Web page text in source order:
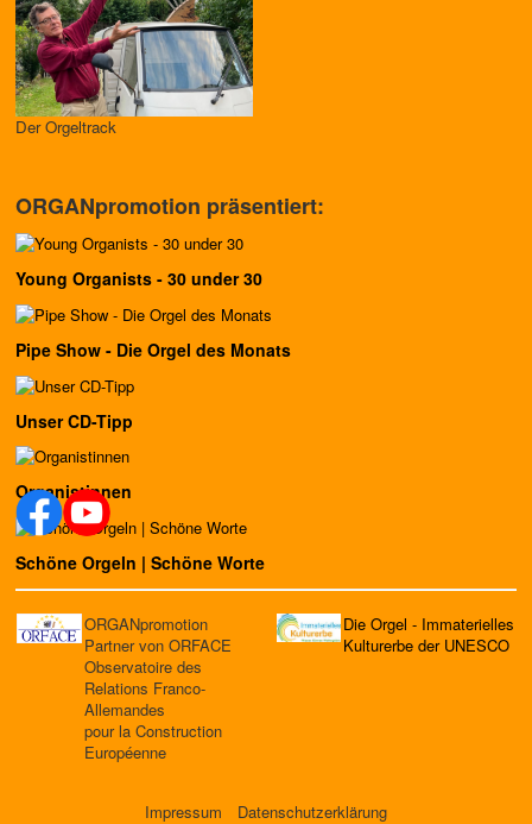
Der Orgeltrack
ORGANpromotion präsentiert:
Young Organists - 30 under 30
Pipe Show - Die Orgel des Monats
Unser CD-Tipp
Organistinnen
Schöne Orgeln | Schöne Worte
ORGANpromotion
Partner von ORFACE
Observatoire des
Relations Franco-
Allemandes
pour la Construction
Européenne
Die Orgel - Immaterielles
Kulturerbe der UNESCO
Impressum
Datenschutzerklärung